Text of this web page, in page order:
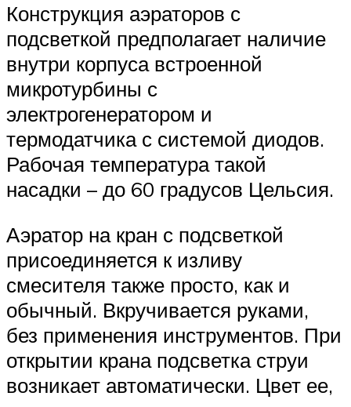
Конструкция аэраторов с
подсветкой предполагает наличие
внутри корпуса встроенной
микротурбины с
электрогенератором и
термодатчика с системой диодов.
Рабочая температура такой
насадки – до 60 градусов Цельсия.
Аэратор на кран с подсветкой
присоединяется к изливу
смесителя также просто, как и
обычный. Вкручивается руками,
без применения инструментов. При
открытии крана подсветка струи
возникает автоматически. Цвет ее,